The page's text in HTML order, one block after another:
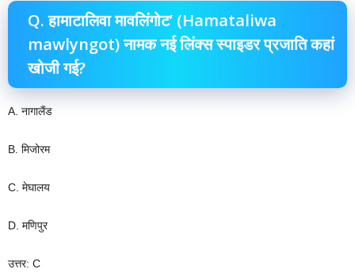
Q. हामाटालिवा मावलिंगोट’ (Hamataliwa
mawlyngot) नामक नई लिंक्स स्पाइडर प्रजाति कहां
खोजी गई?
A. नागालैंड
B. मिजोरम
C. मेघालय
D. मणिपुर
उत्तर: C